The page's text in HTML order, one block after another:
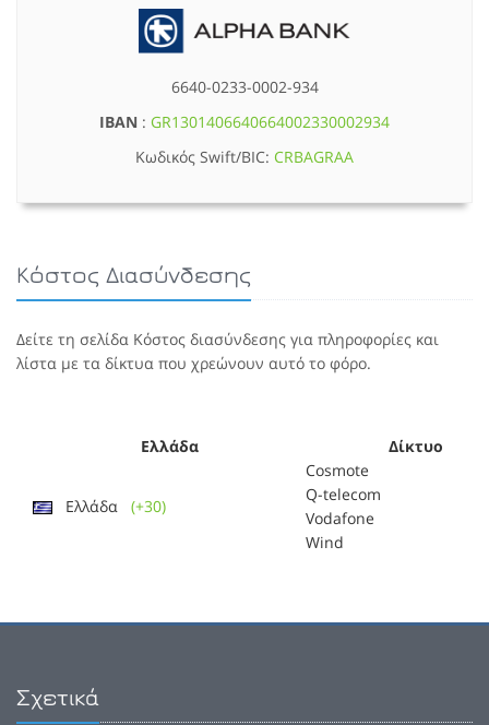
6640-0233-0002-934
IBAN : GR1301406640664002330002934
Κωδικός Swift/BIC: CRBAGRAA
Κόστος Διασύνδεσης
Δείτε τη σελίδα Κόστος διασύνδεσης για πληροφορίες και
λίστα με τα δίκτυα που χρεώνουν αυτό το φόρο.
Ελλάδα Δίκτυο
Ελλάδα (+30)
Cosmote
Q-telecom
Vodafone
Wind
Σχετικά